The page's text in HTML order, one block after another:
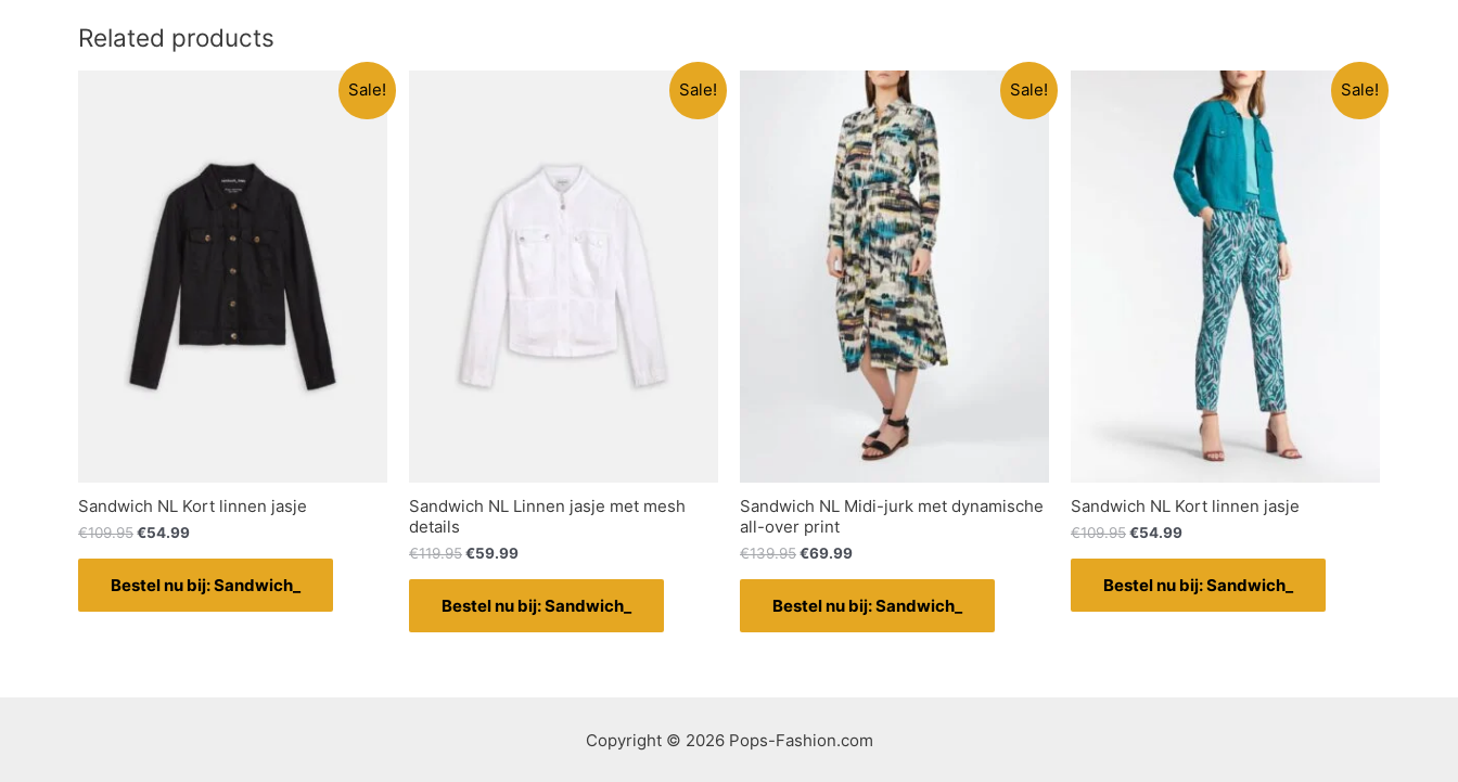
Related products
Sale!
Sandwich NL Kort linnen jasje
€109.95€54.99
Bestel nu bij: Sandwich_
Sale!
Sandwich NL Linnen jasje met mesh
details
€119.95€59.99
Bestel nu bij: Sandwich_
Sale!
Sandwich NL Midi-jurk met dynamische
all-over print
€139.95€69.99
Bestel nu bij: Sandwich_
Sale!
Sandwich NL Kort linnen jasje
€109.95€54.99
Bestel nu bij: Sandwich_
Copyright © 2026 Pops-Fashion.com